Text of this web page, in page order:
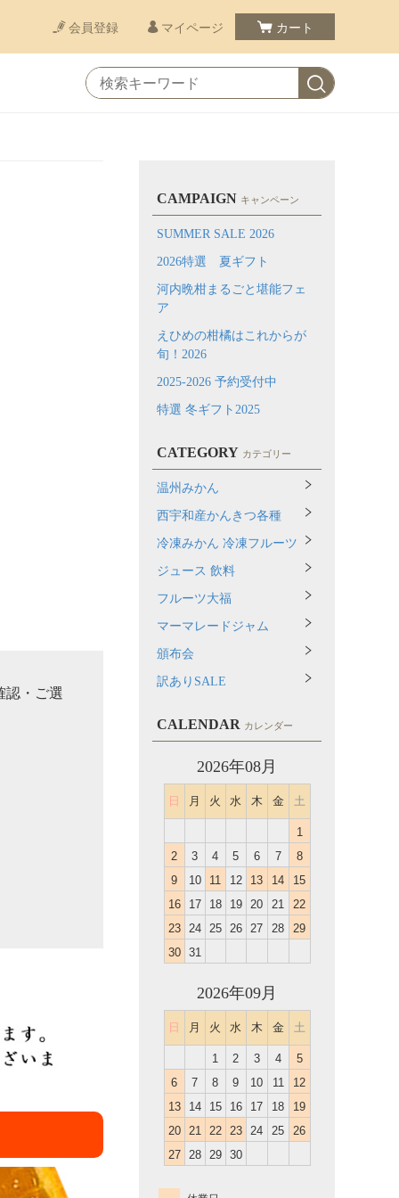
会員登録 マイページ カート
認・ご選
CAMPAIGN キャンペーン
SUMMER SALE 2026
2026特選 夏ギフト
河内晩柑まるごと堪能フェ
ア
えひめの柑橘はこれからが
旬！2026
2025-2026 予約受付中
特選 冬ギフト2025
CATEGORY カテゴリー
温州みかん
西宇和産かんきつ各種
冷凍みかん 冷凍フルーツ
ジュース 飲料
フルーツ大福
マーマレードジャム
頒布会
訳ありSALE
CALENDAR カレンダー
2026年08月
日 月 火 水 木 金 土
1
2
3 4 5 6 7
8
9
10 11 12 13 14
15
16
17 18 19 20 21
22
23
24 25 26 27 28
29
30
31
2026年09月
日 月 火 水 木 金 土
1 2 3 4
5
6
7 8 9 10 11
12
13
14 15 16 17 18
19
20
21 22 23 24 25
26
27
28 29 30